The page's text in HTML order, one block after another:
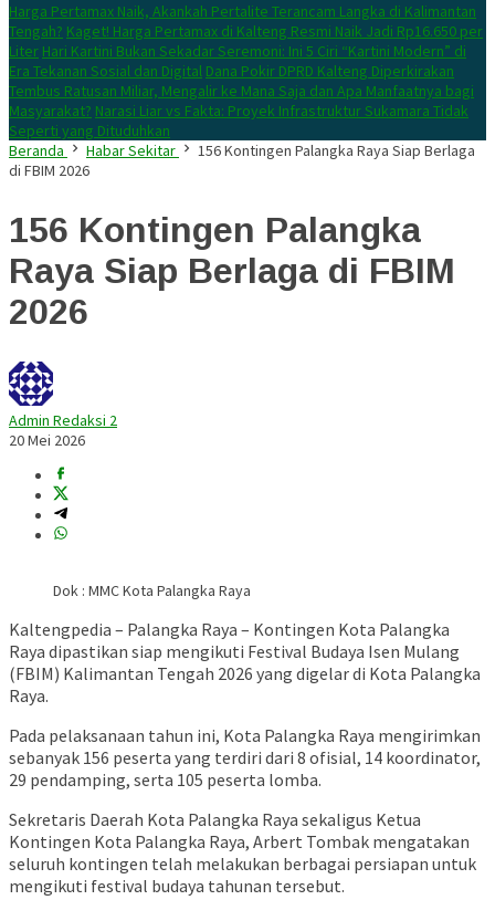
Harga Pertamax Naik, Akankah Pertalite Terancam Langka di Kalimantan
Tengah? Kaget! Harga Pertamax di Kalteng Resmi Naik Jadi Rp16.650 per
Liter Hari Kartini Bukan Sekadar Seremoni: Ini 5 Ciri “Kartini Modern” di
Era Tekanan Sosial dan Digital Dana Pokir DPRD Kalteng Diperkirakan
Tembus Ratusan Miliar, Mengalir ke Mana Saja dan Apa Manfaatnya bagi
Masyarakat? Narasi Liar vs Fakta: Proyek Infrastruktur Sukamara Tidak
Seperti yang Dituduhkan
Beranda
Habar Sekitar
156 Kontingen Palangka Raya Siap Berlaga
di FBIM 2026
156 Kontingen Palangka
Raya Siap Berlaga di FBIM
2026
Admin Redaksi 2
20 Mei 2026
Dok : MMC Kota Palangka Raya
Kaltengpedia – Palangka Raya – Kontingen Kota Palangka
Raya dipastikan siap mengikuti Festival Budaya Isen Mulang
(FBIM) Kalimantan Tengah 2026 yang digelar di Kota Palangka
Raya.
Pada pelaksanaan tahun ini, Kota Palangka Raya mengirimkan
sebanyak 156 peserta yang terdiri dari 8 ofisial, 14 koordinator,
29 pendamping, serta 105 peserta lomba.
Sekretaris Daerah Kota Palangka Raya sekaligus Ketua
Kontingen Kota Palangka Raya, Arbert Tombak mengatakan
seluruh kontingen telah melakukan berbagai persiapan untuk
mengikuti festival budaya tahunan tersebut.